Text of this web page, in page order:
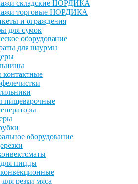
складские НОРДИКА
торговые НОРДИКА
и ограждения
для сумок
оборудование
для шаурмы
контактные
пищеварочные
оборудование
пиццы
резки мяса